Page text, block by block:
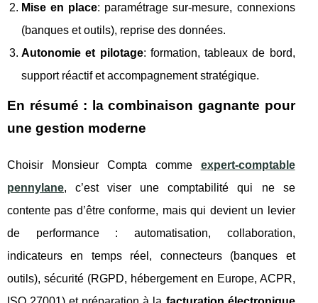
Mise en place: paramétrage sur-mesure, connexions
(banques et outils), reprise des données.
Autonomie et pilotage: formation, tableaux de bord,
support réactif et accompagnement stratégique.
En résumé : la combinaison gagnante pour
une gestion moderne
Choisir Monsieur Compta comme expert-comptable
pennylane, c’est viser une comptabilité qui ne se
contente pas d’être conforme, mais qui devient un levier
de performance : automatisation, collaboration,
indicateurs en temps réel, connecteurs (banques et
outils), sécurité (RGPD, hébergement en Europe, ACPR,